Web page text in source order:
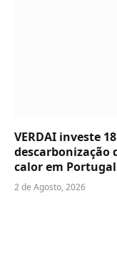
VERDAI investe
descarbonização
calor em Portugal
2 de Agosto, 2026